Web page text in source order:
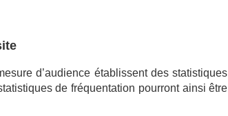
d’audience établissent des statistiques
de fréquentation pourront ainsi être